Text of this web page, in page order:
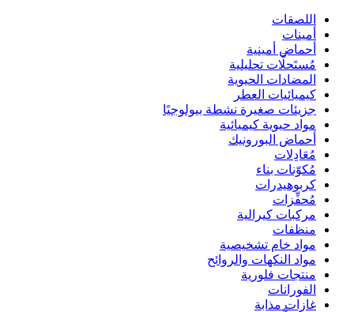
اللصقات
أمينات
أحماض أمينية
مُستَحلَّات تحليلية
المضادات الحيوية
كيميائيات العطر
جزيئات صغيرة نشطة بيولوجيًا
مواد حيوية كيميائية
أحماض البورونيك
مُعَادِلات
مُكوّنات بناء
كربوهيدرات
مُحفِّزات
مركبات كيرالية
منظفات
مواد خام تشخيصية
مواد النكهات والروائح
منتجات فلورية
الفورانات
غازات مذابة